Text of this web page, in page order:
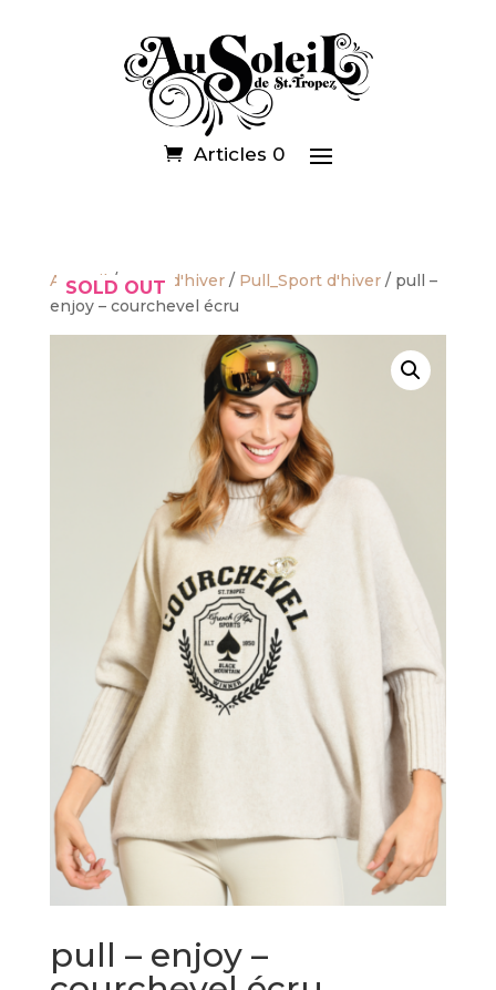
Articles 0
SOLD OUT
Accueil/ Sport d'hiver/ Pull_Sport d'hiver/ pull –
enjoy – courchevel écru
pull – enjoy –